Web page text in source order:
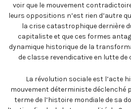
voir que le mouvement
leurs oppositions n’est rien d’autre
la crise catastrophique dernière
capitaliste et que ces formes
dynamique historique de la
de classe revendicative en lutte
La révolution sociale est l’acte
mouvement déterministe déclenché
terme de l’histoire mondiale de sa